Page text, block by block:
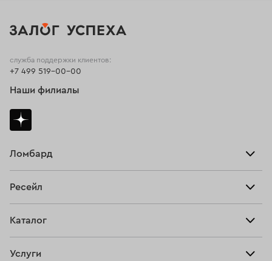
Ломбард
Тарифы
Ресейл
Купить
Каталог
Услуги
служба поддержки клиентов:
+7 499 519-00-00
Наши филиалы